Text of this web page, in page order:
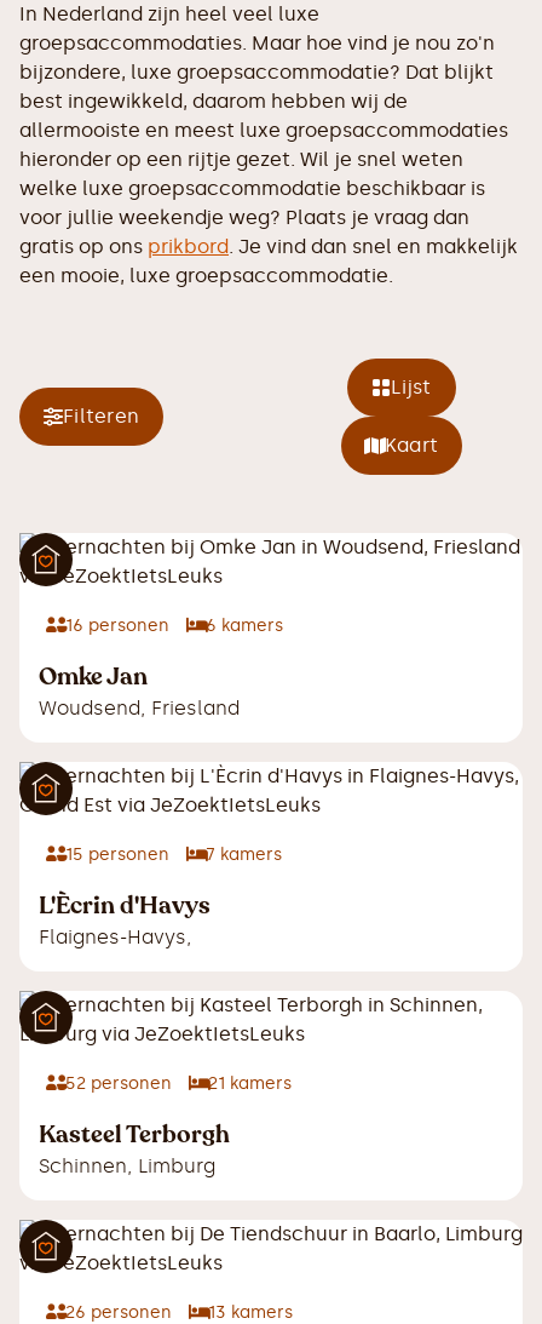
In Nederland zijn heel veel luxe
groepsaccommodaties. Maar hoe vind je nou zo'n
bijzondere, luxe groepsaccommodatie? Dat blijkt
best ingewikkeld, daarom hebben wij de
allermooiste en meest luxe groepsaccommodaties
hieronder op een rijtje gezet. Wil je snel weten
welke luxe groepsaccommodatie beschikbaar is
voor jullie weekendje weg? Plaats je vraag dan
gratis op ons prikbord. Je vind dan snel en makkelijk
een mooie, luxe groepsaccommodatie.
Filteren
Lijst
Kaart
16 personen 6 kamers
Omke Jan
Woudsend, Friesland
15 personen 7 kamers
L'Ècrin d'Havys
Flaignes-Havys,
52 personen 21 kamers
Kasteel Terborgh
Schinnen, Limburg
26 personen 13 kamers